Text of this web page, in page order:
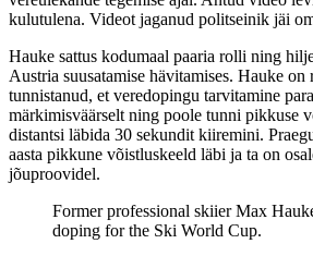
kulutulena. Videot jaganud politseinik jäi
Hauke sattus kodumaal paaria rolli ning
Austria suusatamise hävitamises. Hauke on
tunnistanud, et veredopingu tarvitamine
märkimisväärselt ning poole tunni pikkuse
distantsi läbida 30 sekundit kiiremini.
aasta pikkune võistluskeeld läbi ja ta on
jõuproovidel.
Former professional skiier Max
doping for the Ski World Cup.